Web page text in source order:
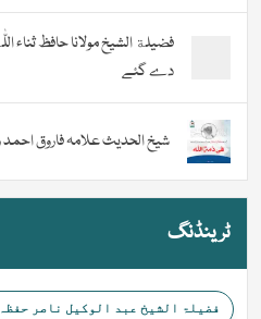
فضیلة الشيخ مولانا حافظ ثناء
دے گئے
شیخ الحدیث علامہ فاروق احمد
ٹرینڈنگ
فضیلۃ الشیخ عبد الوکیل ناصر حفظہ